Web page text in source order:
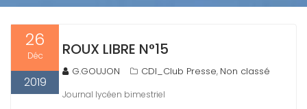
26
Déc
2019
ROUX LIBRE N°15
G.GOUJON CDI_Club Presse, Non classé
Journal lycéen bimestriel